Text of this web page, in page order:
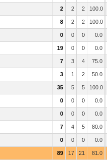
2 2 2 100.0
8 2 2 100.0
0 0 0 0.0
19 0 0 0.0
7 3 4 75.0
3 1 2 50.0
35 5 5 100.0
0 0 0 0.0
0 0 0 0.0
7 4 5 80.0
0 0 0 0.0
89 17 21 81.0